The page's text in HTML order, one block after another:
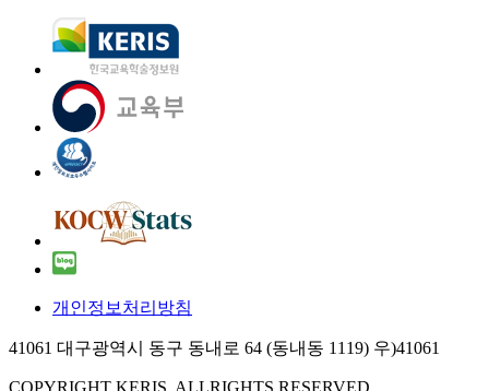
개인정보처리방침
41061 대구광역시 동구 동내로 64 (동내동 1119) 우)41061
COPYRIGHT KERIS. ALLRIGHTS RESERVED